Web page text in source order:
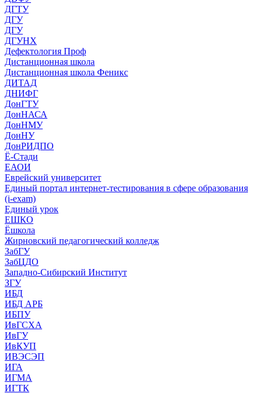
ДГТУ
ДГУ
ДГУ
ДГУНХ
Дефектология Проф
Дистанционная школа
Дистанционная школа Феникс
ДИТАД
ДНИФГ
ДонГТУ
ДонНАСА
ДонНМУ
ДонНУ
ДонРИДПО
Ё-Стади
ЕАОИ
Еврейский университет
Единый портал интернет-тестирования в сфере образования
(i-exam)
Единый урок
ЕШКО
Ёшкола
Жирновский педагогический колледж
ЗабГУ
ЗабЦДО
Западно-Сибирский Институт
ЗГУ
ИБД
ИБД АРБ
ИБПУ
ИвГСХА
ИвГУ
ИвКУП
ИВЭСЭП
ИГА
ИГМА
ИГТК